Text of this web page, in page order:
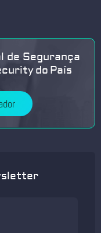
de Segurança
do País